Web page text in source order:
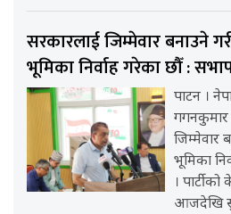
सरकारलाई जिम्मेवार बनाउने
भूमिका निर्वाह गरेका छौँ :
पाटन ।
गगनकुमार
जिम्मेवार
भूमिका
।
आजदेखि